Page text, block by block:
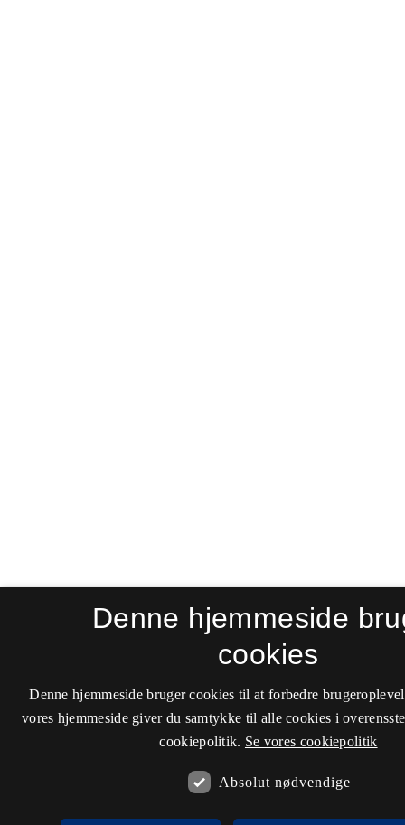
Denne hjemmeside
cookies
Denne hjemmeside bruger cookies til at forbedre
vores hjemmeside giver du samtykke til alle cookies i
cookiepolitik. Se vores cookiepolitik
Absolut nødvendige